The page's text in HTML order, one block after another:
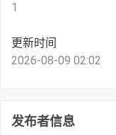
1
更新时间
2026-08-09 02:02
发布者信息